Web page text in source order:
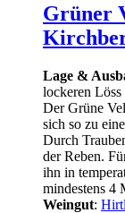
Grüner
Lage &
lockeren Löss
Der Grüne
sich so zu
Durch
der Reben.
ihn in
mindestens 4
Weingut: Hirtl